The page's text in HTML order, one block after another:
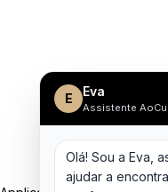
E Eva
Assistente
Olá! Sou a Eva,
ajudar a